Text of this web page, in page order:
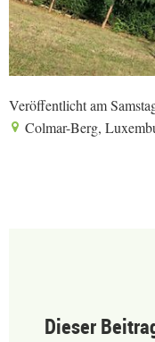
Veröffentlicht am
Colmar-Berg,
Dieser